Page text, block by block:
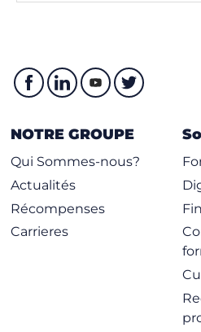
NOTRE GROUPE
Qui Sommes-nous?
Actualités
Récompenses
Carrieres